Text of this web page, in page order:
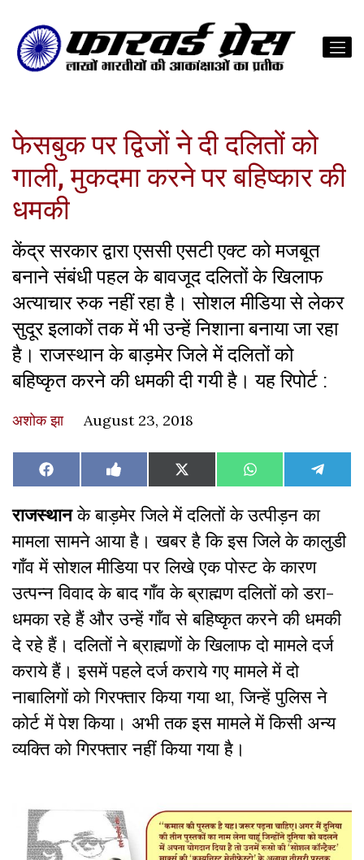
फेसबुक पर द्विजाें ने दी दलितों को
गाली, मुकदमा करने पर बहिष्कार की
धमकी
केंद्र सरकार द्वारा एससी एसटी एक्ट को मजबूत
बनाने संबंधी पहल के बावजूद दलितों के खिलाफ
अत्याचार रुक नहीं रहा है। सोशल मीडिया से लेकर
सुदूर इलाकों तक में भी उन्हें निशाना बनाया जा रहा
है। राजस्थान के बाड़मेर जिले में दलितों को
बहिष्कृत करने की धमकी दी गयी है। यह रिपोर्ट :
अशोक झा August 23, 2018
Share
on
Facebook Share
on
Like
on
Facebook
Share
on
X
(Twitter)
Share
on
WhatsAppShare
on
राजस्थानके बाड़मेर जिले में दलितों के उत्पीड़न का
मामला सामने आया है। खबर है कि इस जिले के कालुडी
गाँव में सोशल मीडिया पर लिखे एक पोस्ट के कारण
उत्पन्न विवाद के बाद गाँव के ब्राह्मण दलितों को डरा-
धमका रहे हैं और उन्हें गाँव से बहिष्कृत करने की धमकी
दे रहे हैं। दलितों ने ब्राह्मणों के खिलाफ दो मामले दर्ज
कराये हैं। इसमें पहले दर्ज कराये गए मामले में दो
नाबालिगों को गिरफ्तार किया गया था, जिन्हें पुलिस ने
कोर्ट में पेश किया। अभी तक इस मामले में किसी अन्य
व्यक्ति को गिरफ्तार नहीं किया गया है।